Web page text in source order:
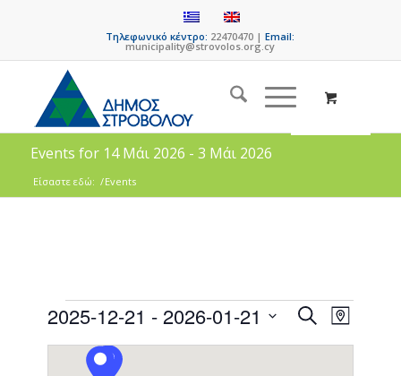
Τηλεφωνικό κέντρο: 22470470 |Email:
municipality@strovolos.org.cy
Events for 14 Μάι 2026 - 3 Μάι 2026
Είσαστε εδώ: /Events
Events
Search
SearchEvent
Views
Map
2025-12-21 - 2026-01-21